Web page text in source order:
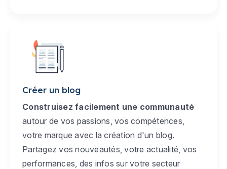
Créer un blog
Construisez facilement une communauté
autour de vos passions, vos compétences,
votre marque avec la création d'un blog.
Partagez vos nouveautés, votre actualité, vos
performances, des infos sur votre secteur